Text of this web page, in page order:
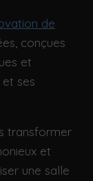
de
conçues
et
ses
transformer
et
une salle